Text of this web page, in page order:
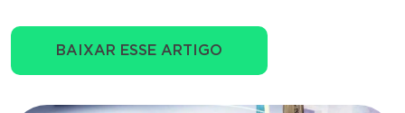
BAIXAR ESSE ARTIGO